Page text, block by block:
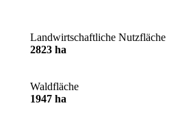
Landwirtschaftliche Nutzfläche
2823 ha
Waldfläche
1947 ha